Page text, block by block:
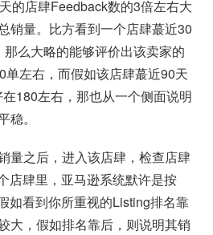
的店肆Feedback数的3倍左右大
销量。比方看到一个店肆蕞近30
么大略的能够评价出该卖家的
单左右，而假如该店肆蕞近90天
180左右，那也从一个侧面说明
。
量之后，进入该店肆，检查店肆
店肆里，亚马逊系统默许是按
如看到你所重视的Listing排名靠
大，假如排名靠后，则说明其销